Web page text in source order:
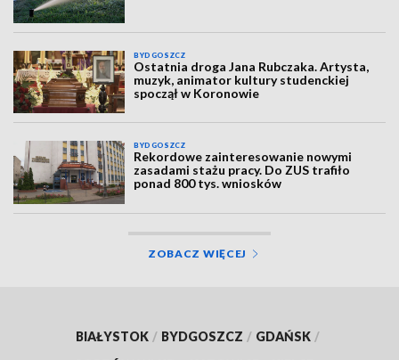
BYDGOSZCZ
Ostatnia droga Jana Rubczaka. Artysta,
muzyk, animator kultury studenckiej
spoczął w Koronowie
BYDGOSZCZ
Rekordowe zainteresowanie nowymi
zasadami stażu pracy. Do ZUS trafiło
ponad 800 tys. wniosków
ZOBACZ WIĘCEJ
BIAŁYSTOK / BYDGOSZCZ / GDAŃSK /